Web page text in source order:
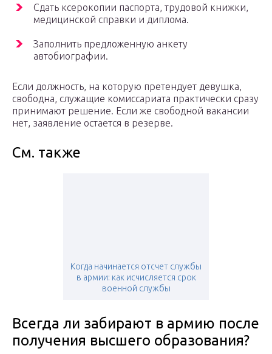
Сдать ксерокопии паспорта, трудовой книжки,
медицинской справки и диплома.
Заполнить предложенную анкету
автобиографии.
Если должность, на которую претендует девушка,
свободна, служащие комиссариата практически сразу
принимают решение. Если же свободной вакансии
нет, заявление остается в резерве.
См. также
Когда начинается отсчет службы
в армии: как исчисляется срок
военной службы
Всегда ли забирают в армию после
получения высшего образования?